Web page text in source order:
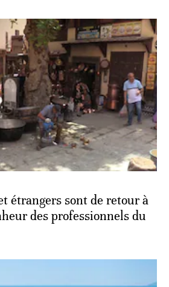
étrangers sont de retour à
des professionnels du